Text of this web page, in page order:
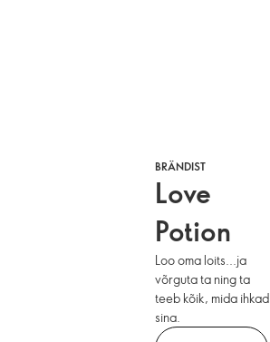
BRÄNDIST
Love
Potion
Loo oma loits...ja
võrguta ta ning ta
teeb kõik, mida ihkad
sina.